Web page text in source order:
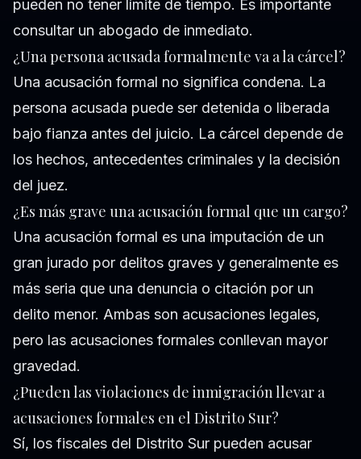
pueden no tener límite de tiempo. Es importante
consultar un abogado de inmediato.
¿Una persona acusada formalmente va a la cárcel?
Una acusación formal no significa condena. La
persona acusada puede ser detenida o liberada
bajo fianza antes del juicio. La cárcel depende de
los hechos, antecedentes criminales y la decisión
del juez.
¿Es más grave una acusación formal que un cargo?
Una acusación formal es una imputación de un
gran jurado por delitos graves y generalmente es
más seria que una denuncia o citación por un
delito menor. Ambas son acusaciones legales,
pero las acusaciones formales conllevan mayor
gravedad.
¿Pueden las violaciones de inmigración llevar a
acusaciones formales en el Distrito Sur?
Sí, los fiscales del Distrito Sur pueden acusar